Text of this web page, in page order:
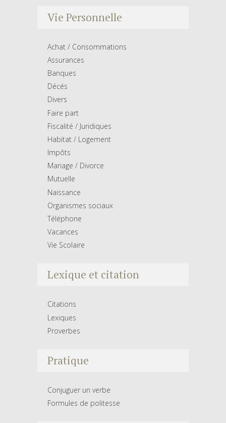
Vie Personnelle
Achat / Consommations
Assurances
Banques
Décés
Divers
Faire part
Fiscalité / Juridiques
Habitat / Logement
Impôts
Mariage / Divorce
Mutuelle
Naissance
Organismes sociaux
Téléphone
Vacances
Vie Scolaire
Lexique et citation
Citations
Lexiques
Proverbes
Pratique
Conjuguer un verbe
Formules de politesse